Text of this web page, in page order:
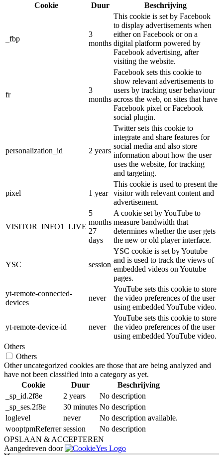
Cookie
Duur Beschrijving
_fbp
3
months
This cookie is set by Facebook
to display advertisements when
either on Facebook or on a
digital platform powered by
Facebook advertising, after
visiting the website.
fr
3
months
Facebook sets this cookie to
show relevant advertisements to
users by tracking user behaviour
across the web, on sites that have
Facebook pixel or Facebook
social plugin.
personalization_id 2 years
Twitter sets this cookie to
integrate and share features for
social media and also store
information about how the user
uses the website, for tracking
and targeting.
pixel 1 year
This cookie is used to present the
visitor with relevant content and
advertisement.
VISITOR_INFO1_LIVE
5
months
27
days
A cookie set by YouTube to
measure bandwidth that
determines whether the user gets
the new or old player interface.
YSC session
YSC cookie is set by Youtube
and is used to track the views of
embedded videos on Youtube
pages.
yt-remote-connected-
devices
never
YouTube sets this cookie to store
the video preferences of the user
using embedded YouTube video.
yt-remote-device-id never
YouTube sets this cookie to store
the video preferences of the user
using embedded YouTube video.
Others
Others
Other uncategorized cookies are those that are being analyzed and
have not been classified into a category as yet.
Cookie
Duur
Beschrijving
_sp_id.2f8e
2 years
No description
_sp_ses.2f8e
30 minutes No description
loglevel
never
No description available.
wooptpmReferrer session
No description
OPSLAAN & ACCEPTEREN
Aangedreven door